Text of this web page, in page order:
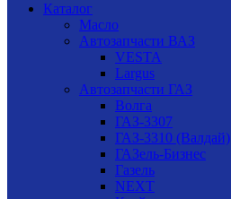
Каталог
Масло
Автозапчасти ВАЗ
VESTA
Largus
Автозапчасти ГАЗ
Волга
ГАЗ-3307
ГАЗ-3310 (Валдай)
ГАЗель-Бизнес
Газель
NEXT